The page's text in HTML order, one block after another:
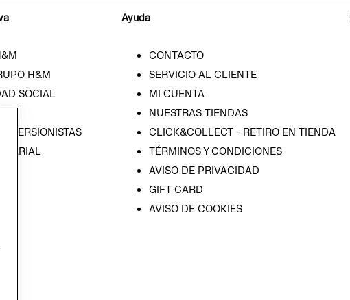
H&M
SOCIAL
Ayuda
CONTACTO
SERVICIO AL CLIENTE
MI CUENTA
NUESTRAS TIENDAS
CLICK&COLLECT - RETIRO EN TIENDA
TÉRMINOS Y CONDICIONES
AVISO DE PRIVACIDAD
GIFT CARD
AVISO DE COOKIES